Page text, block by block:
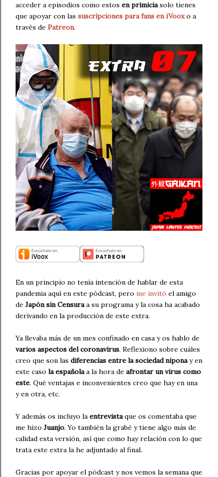
acceder a episodios como estos en primiciasolo tienes
que apoyar con las suscripciones para fans en iVooxo a
través de Patreon.
En un principio no tenía intención de hablar de esta
pandemia aquí en este pódcast, pero me invitó el amigo
de Japón sin Censuraa su programa y la cosa ha acabado
derivando en la producción de este extra.
Ya llevaba más de un mes confinado en casa y os hablo de
varios aspectos del coronavirus. Reflexiono sobre cuáles
creo que son las diferencias entre la sociedad niponay en
este caso la españolaa la hora de afrontar un virus como
este. Qué ventajas e inconvenientes creo que hay en una
y en otra, etc.
Y además os incluyo la entrevistaque os comentaba que
me hizo Juanjo. Yo también la grabé y tiene algo más de
calidad esta versión, así que como hay relación con lo que
trata este extra la he adjuntado al final.
Gracias por apoyar el pódcast y nos vemos la semana que